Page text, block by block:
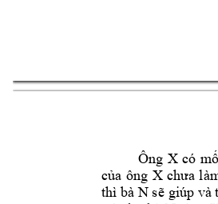
Ông X có m
của ông X chưa l
thì bà N sẽ giúp và